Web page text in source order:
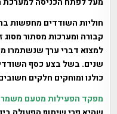
חוליות השודדים מחפשות
קבורה ומערכות מסתור
למצוא דברי ערך שנשתמרו
שנים. בשל בצע כסף
כולנו ומוחקים חלקים
מפקד הפעילות מטעם משמר